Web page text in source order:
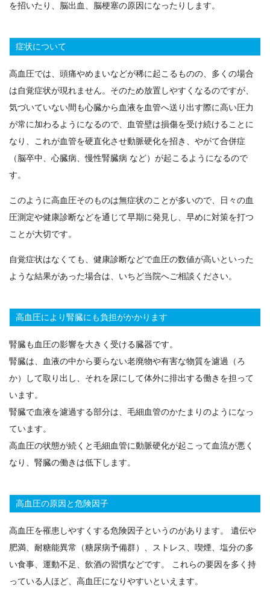
を招いたり、脳出血、脳梗塞の原因になったりします。
症状について
高血圧では、頭痛やめまいなどが稀に起こるものの、多くの場合
は自覚症状が現れません。そのため放置しやすくなるのですが、
気づいていない間も心臓から血液を血管へ送り出す際に高い圧力
が常に加わるようになるので、血管壁は損傷を受け続けることに
なり、これが血管を硬直化させ動脈硬化を招き、やがて合併症
（脳卒中、心臓病、慢性腎臓病 など）が起こるようになるので
す。
このように高血圧そのものは無症状のことが多いので、日々の血
圧測定や健康診断などを通じて早期に発見し、早めに対策を打つ
ことが大切です。
自覚症状はなくても、健康診断などで血圧の数値が高いといった
ような結果があった場合は、いちど当院へご相談ください。
高血圧により腎臓にも負担がかかります
腎臓も血圧の影響を大きく受ける臓器です。
腎臓は、血液の中から要らない老廃物や有害な物質を濾過（ろ
か）して取り出し、それを尿にして体外に排出する働きを担って
います。
腎臓で血液を濾過する部分は、毛細血管のかたまりのようになっ
ています。
高血圧の状態が続くと毛細血管に動脈硬化が起こって血流が悪く
なり、腎臓の働きは低下します。
高血圧の原因と危険因子
高血圧を罹患しやすくする危険因子というのがあります。 遺伝や
肥満、耐糖能異常（糖尿病予備群）、ストレス、喫煙、塩分の多
い食事、運動不足、飲酒の習慣などです。 これらの要因を多く持
っている人ほど、高血圧になりやすいといえます。